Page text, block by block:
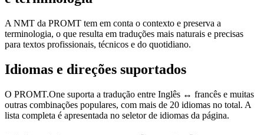
A NMT da PROMT tem em conta o contexto e preserva a
terminologia, o que resulta em traduções mais naturais e precisas
para textos profissionais, técnicos e do quotidiano.
Idiomas e direções suportados
O PROMT.One suporta a tradução entre Inglês ↔ francês e muitas
outras combinações populares, com mais de 20 idiomas no total. A
lista completa é apresentada no seletor de idiomas da página.